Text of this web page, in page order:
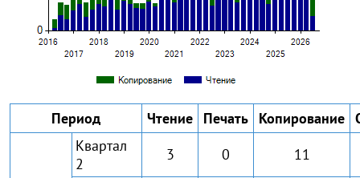
Период Чтение Печать Копирование
Квартал
2
3 0
11